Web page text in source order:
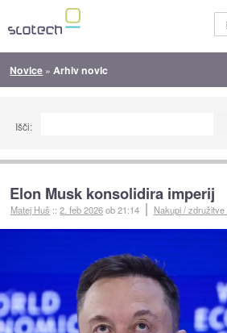
Novice » Arhiv novic
Išči:
Elon Musk konsolidira imperij
Matej Huš ::2. feb 2026ob 21:14 Nakupi / združitve